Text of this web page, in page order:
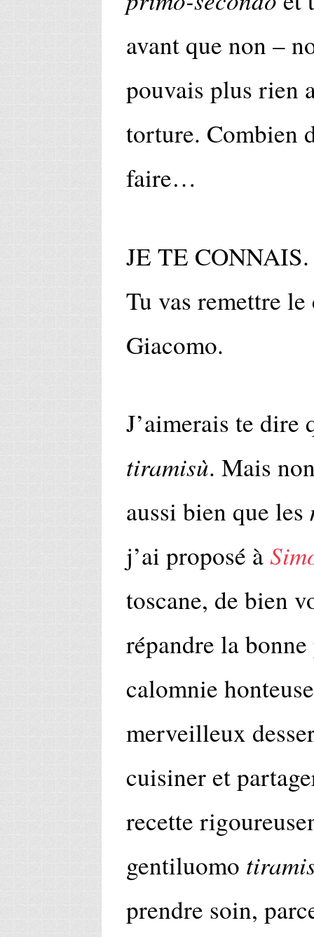
avant que non –
pouvais plus rien
torture. Combien
faire…
JE TE CONNAIS.
Tu vas remettre
Giacomo.
J’aimerais te dire
tiramisù. Mais
aussi bien que les
j’ai proposé à
toscane, de bien
répandre la
calomnie
merveilleux
cuisiner et
recette
gentiluomo
prendre soin,